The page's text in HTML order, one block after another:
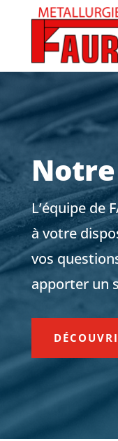
L’équipe de
à votre
vos
apporter un